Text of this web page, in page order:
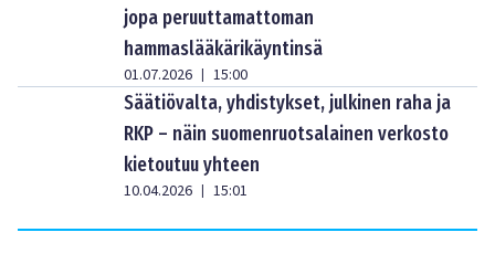
jopa peruuttamattoman
hammaslääkärikäyntinsä
01.07.2026 | 15:00
Säätiövalta, yhdistykset, julkinen raha ja
RKP – näin suomenruotsalainen verkosto
kietoutuu yhteen
10.04.2026 | 15:01